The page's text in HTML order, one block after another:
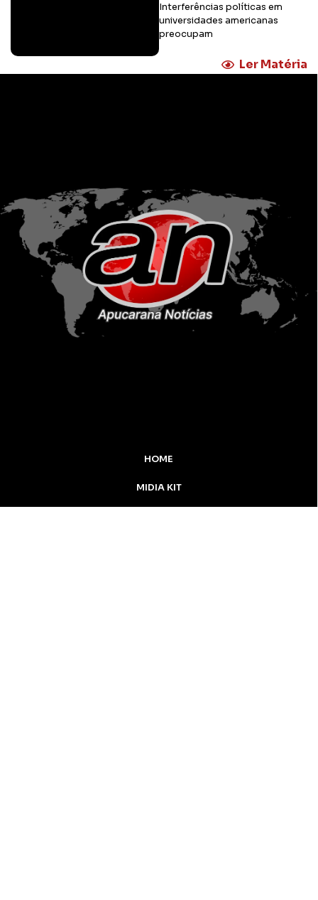
Interferências políticas em
universidades americanas
preocupam
Ler Matéria
HOME
MIDIA KIT